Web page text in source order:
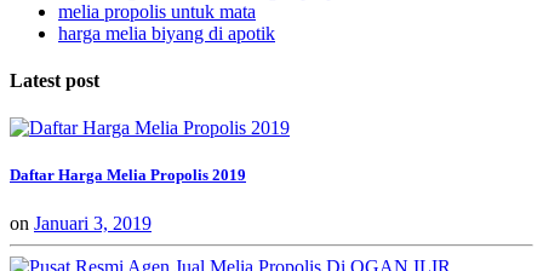
melia propolis untuk mata
harga melia biyang di apotik
Latest post
Daftar Harga Melia Propolis 2019
on Januari 3, 2019